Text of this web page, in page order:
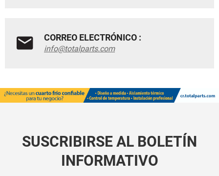
CORREO ELECTRÓNICO :
info@totalparts.com
SUSCRIBIRSE AL BOLETÍN
INFORMATIVO